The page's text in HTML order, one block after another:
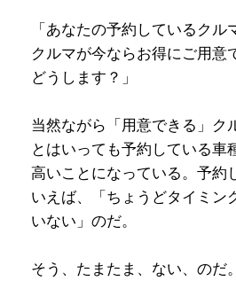
「あなたの予約しているク
クルマが今ならお得にご用意
どうします？」
当然ながら「用意できる」ク
とはいっても予約している車
高いことになっている。予約
いえば、「ちょうどタイミン
いない」のだ。
そう、たまたま、ない、のだ